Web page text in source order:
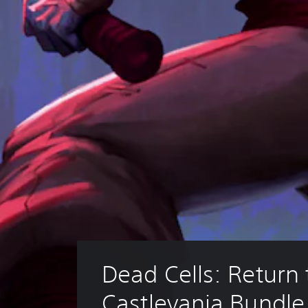
Dead Cells: